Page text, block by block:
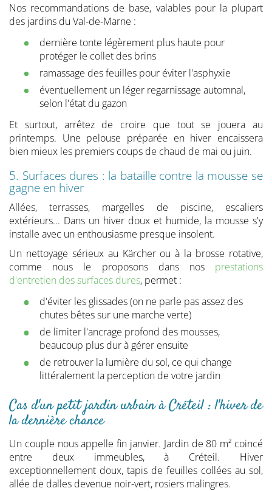
Nos recommandations de base, valables pour la plupart
des jardins du Val-de-Marne :
dernière tonte légèrement plus haute pour
protéger le collet des brins
ramassage des feuilles pour éviter l'asphyxie
éventuellement un léger regarnissage automnal,
selon l'état du gazon
Et surtout, arrêtez de croire que tout se jouera au
printemps. Une pelouse préparée en hiver encaissera
bien mieux les premiers coups de chaud de mai ou juin.
5. Surfaces dures : la bataille contre la mousse se
gagne en hiver
Allées, terrasses, margelles de piscine, escaliers
extérieurs... Dans un hiver doux et humide, la mousse s'y
installe avec un enthousiasme presque insolent.
Un nettoyage sérieux au Kärcher ou à la brosse rotative,
comme nous le proposons dans nos prestations
d'entretien des surfaces dures, permet :
d'éviter les glissades (on ne parle pas assez des
chutes bêtes sur une marche verte)
de limiter l'ancrage profond des mousses,
beaucoup plus dur à gérer ensuite
de retrouver la lumière du sol, ce qui change
littéralement la perception de votre jardin
Cas d'un petit jardin urbain à Créteil : l'hiver de
la dernière chance
Un couple nous appelle fin janvier. Jardin de 80 m² coincé
entre deux immeubles, à Créteil. Hiver
exceptionnellement doux, tapis de feuilles collées au sol,
allée de dalles devenue noir-vert, rosiers malingres.